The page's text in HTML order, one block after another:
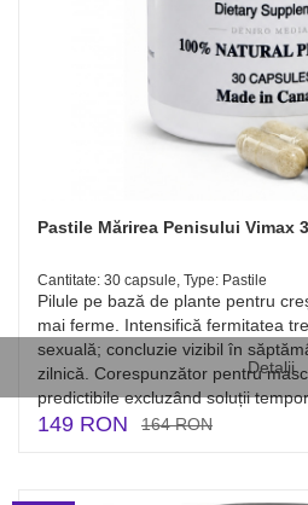
Detalii
Pastile Mărirea Penisului Vimax
Cantitate: 30 capsule, Type: Pastile
Pilule pe bază de plante pentru
mai ferme. Intensifică fermitatea
sexuală; concluzie vizibil în
zilnică. Corespunzător pentru
predictibile excluzând soluții
149 RON 164 RON